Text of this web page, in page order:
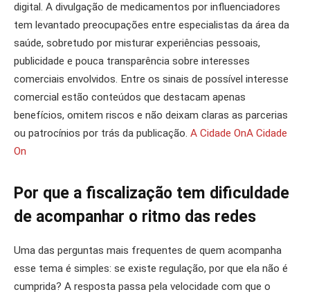
digital. A divulgação de medicamentos por influenciadores
tem levantado preocupações entre especialistas da área da
saúde, sobretudo por misturar experiências pessoais,
publicidade e pouca transparência sobre interesses
comerciais envolvidos. Entre os sinais de possível interesse
comercial estão conteúdos que destacam apenas
benefícios, omitem riscos e não deixam claras as parcerias
ou patrocínios por trás da publicação. A Cidade OnA Cidade
On
Por que a fiscalização tem dificuldade
de acompanhar o ritmo das redes
Uma das perguntas mais frequentes de quem acompanha
esse tema é simples: se existe regulação, por que ela não é
cumprida? A resposta passa pela velocidade com que o